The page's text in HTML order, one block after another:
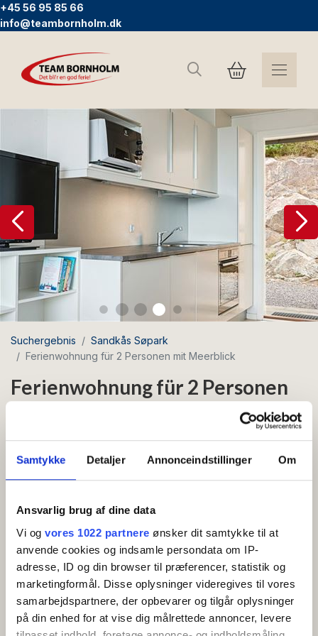
Samtykke Detaljer Annonceindstillinger Om
Ansvarlig brug af dine data
Vi og vores 1022 partnere ønsker dit samtykke til at
anvende cookies og indsamle persondata om IP-
adresse, ID og din browser til præferencer, statistik og
marketingformål. Disse oplysninger videregives til vores
samarbejdspartnere, der opbevarer og tilgår oplysninger
på din enhed for at vise dig målrettede annoncer, levere
+45 56 95 85 66
info@teambornholm.dk
Suchen
Suchergebnis
Sandkås Søpark
Ferienwohnung für 2 Personen mit Meerblick
Ferienwohnung für 2 Personen
Eingangshalle mit Eingang zum Bad und zur Küche.
Von der Küche aus geht es weiter in das kombinierte
Wohnzimmer und das Schlafzimmer mit Doppelbett.
Im Wohnzimmer gibt es einen Essbereich für zwei
Personen, zwei Schlafsessel, einen Couchtisch und
einen Fernseher, sowie Zugang zu einer Terrasse mit